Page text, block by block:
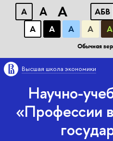
A A A АБВ
А
А А А А
Обычная
Высшая школа экономики
Научно-
«Профессии